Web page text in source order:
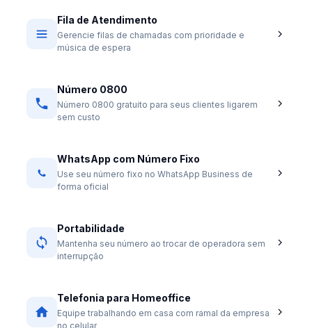
Fila de Atendimento
Gerencie filas de chamadas com prioridade e
música de espera
Número 0800
Número 0800 gratuito para seus clientes ligarem
sem custo
WhatsApp com Número Fixo
Use seu número fixo no WhatsApp Business de
forma oficial
Portabilidade
Mantenha seu número ao trocar de operadora sem
interrupção
Telefonia para Homeoffice
Equipe trabalhando em casa com ramal da empresa
no celular